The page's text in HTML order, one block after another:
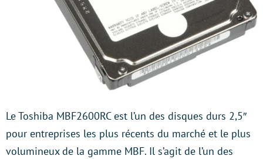
Le Toshiba MBF2600RC est l’un des disques durs 2,5″
pour entreprises les plus récents du marché et le plus
volumineux de la gamme MBF. Il s’agit de l’un des